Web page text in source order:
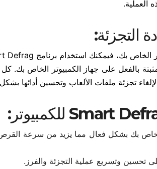
التجزئة:
بالفعل على جهاز الكمبيوتر الخاص بك.
تجزئة ملفات الألعاب وتحسين أدائها
الخاص بك بشكل فعال مما يزيد من سرعة
تحسين وتسريع عملية التجزئة والفرز.